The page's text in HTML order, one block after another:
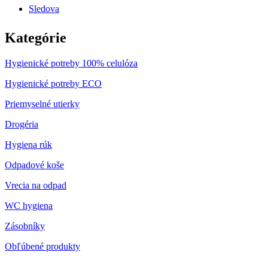
Sledova
Kategórie
Hygienické potreby 100% celulóza
Hygienické potreby ECO
Priemyselné utierky
Drogéria
Hygiena rúk
Odpadové koše
Vrecia na odpad
WC hygiena
Zásobníky
Obľúbené produkty